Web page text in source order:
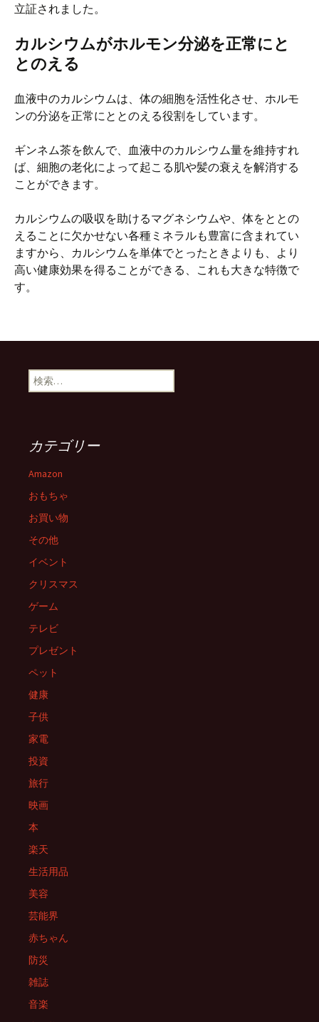
立証されました。
カルシウムがホルモン分泌を正常にと
とのえる
血液中のカルシウムは、体の細胞を活性化させ、ホルモ
ンの分泌を正常にととのえる役割をしています。
ギンネム茶を飲んで、血液中のカルシウム量を維持すれ
ば、細胞の老化によって起こる肌や髪の衰えを解消する
ことができます。
カルシウムの吸収を助けるマグネシウムや、体をととの
えることに欠かせない各種ミネラルも豊富に含まれてい
ますから、カルシウムを単体でとったときよりも、より
高い健康効果を得ることができる、これも大きな特徴で
す。
検
索:
カテゴリー
Amazon
おもちゃ
お買い物
その他
イベント
クリスマス
ゲーム
テレビ
プレゼント
ペット
健康
子供
家電
投資
旅行
映画
本
楽天
生活用品
美容
芸能界
赤ちゃん
防災
雑誌
音楽